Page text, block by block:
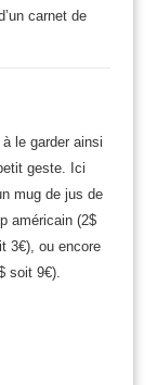
carnet de
le garder ainsi
geste. Ici
mug de jus de
américain (2$
3€), ou encore
soit 9€).